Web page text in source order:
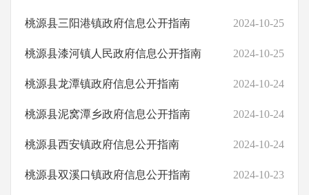
桃源县三阳港镇政府信息公开指南 2024-10-25
桃源县漆河镇人民政府信息公开指南 2024-10-25
桃源县龙潭镇政府信息公开指南 2024-10-24
桃源县泥窝潭乡政府信息公开指南 2024-10-24
桃源县西安镇政府信息公开指南 2024-10-24
桃源县双溪口镇政府信息公开指南 2024-10-23